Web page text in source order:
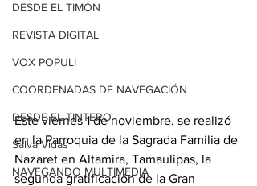
DESDE EL TIMÓN
REVISTA DIGITAL
VOX POPULI
COORDENADAS DE NAVEGACIÓN
DESDE EL TINTERO
Salva Vidas
NAVEGANDO MULTIMEDIA
Este viernes 1 de noviembre, se realizó
en la Parroquia de la Sagrada Familia de
Nazaret en Altamira, Tamaulipas, la
segunda gratificación de la Gran